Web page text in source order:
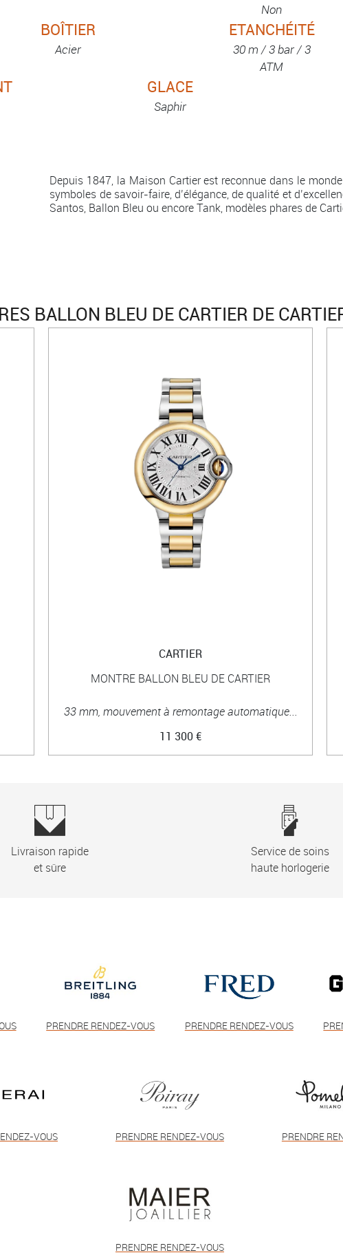
Non
BOÎTIER
Acier
ETANCHÉITÉ
30 m / 3 bar / 3
ATM
GLACE
Saphir
Depuis 1847, la Maison Cartier est reconnue dans le
symboles de savoir-faire, d’élégance, de qualité et
Santos, Ballon Bleu ou encore Tank, modèles phares de
BALLON BLEU DE CARTIER DE
CARTIER
MONTRE BALLON BLEU DE CARTIER
33 mm, mouvement à remontage automatique...
11 300 €
Livraison rapide
et sûre
Service de soins
haute horlogerie
PRENDRE RENDEZ-VOUS PRENDRE RENDEZ-VOUS
VOUS PRENDRE RENDEZ-VOUS PRENDRE
PRENDRE RENDEZ-VOUS